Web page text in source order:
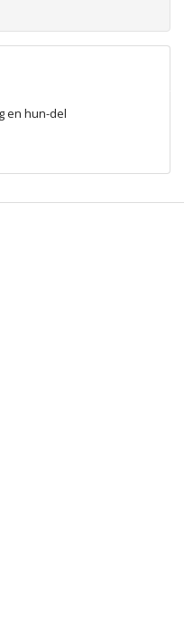
en hun-del